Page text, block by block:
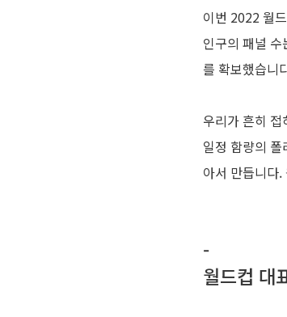
이번 2022 월
인구의 패널
를 확보했습니
우리가 흔히
일정 함량의
아서 만듭니다
-
월드컵 대